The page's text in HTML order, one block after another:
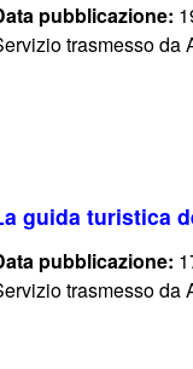
pubblicazione:
trasmesso da
guida turistica
pubblicazione:
trasmesso da